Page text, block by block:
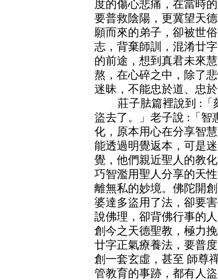
度的傷心悲痛，在當時
要普救陰陽，更冀望天
願而來的弟子，卻被世
志，背棄師訓，混淆廿
的前途，想到真君未來
熬，在心碎之中，除了
迷昧，不能忠於道、忠
莊子胠篇裡說到 :「
盜去了。」老子說 :「智
化，原本用心在分享智
能透過明覺返本，可是
覺，他們親近聖人的教
巧智濫用聖人分享的天
離無私的妙境。佛陀開
婆達多盜用了法，卻要
說佛理，卻背佛行事的
創今之天德聖教，極力
廿字正氣療養法，要普
創一套玄虛，甚至 師尊
管教育的事跡，都有人